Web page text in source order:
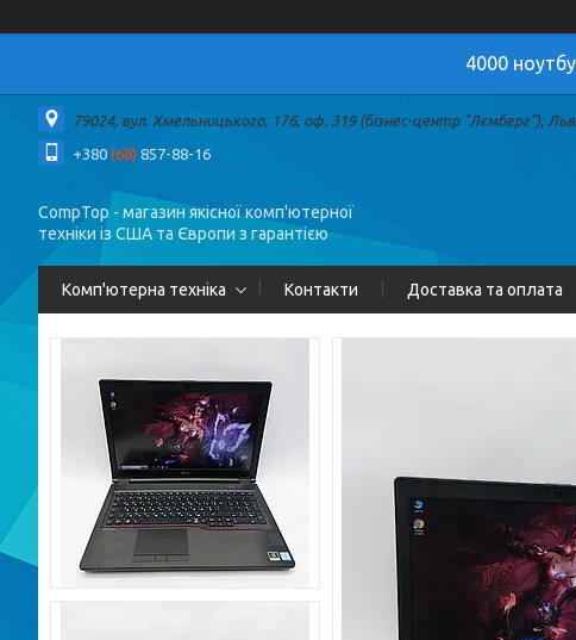
4000
79024, вул. Хмельницького, 176, оф. 319 (бізнес-центр "Лємберг"),
+380 (68) 857-88-16
CompTop - магазин якісної комп'ютерної
техніки із США та Європи з гарантією
Комп'ютерна техніка Контакти Доставка та оплата